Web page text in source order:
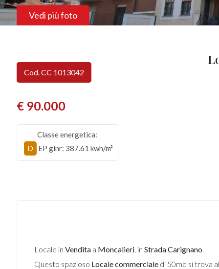
Vedi più foto
Cod. CC 1013042
€ 90.000
Classe energetica:
D
EP glnr: 387.61 kwh/m²
Locale in Venditaa Moncalieri, in Strada Carignano.
Questo spazioso Locale commercialedi 50mq si trova